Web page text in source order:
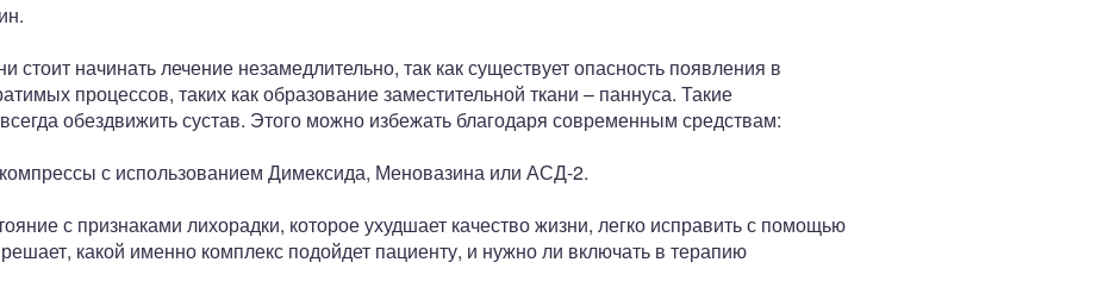
стоит начинать лечение незамедлительно, так как существует опасность появления в
процессов, таких как образование заместительной ткани – паннуса. Такие
обездвижить сустав. Этого можно избежать благодаря современным средствам:
с использованием Димексида, Меновазина или АСД-2.
с признаками лихорадки, которое ухудшает качество жизни, легко исправить с помощью
какой именно комплекс подойдет пациенту, и нужно ли включать в терапию